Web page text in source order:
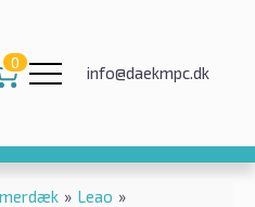
0
info@daekmpc.dk
» Leao »